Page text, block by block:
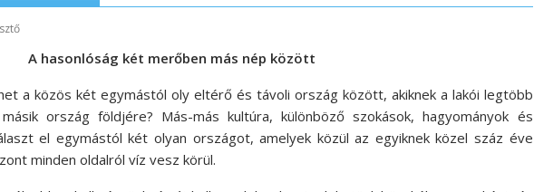
A hasonlóság két merőben más nép között
a közös két egymástól oly eltérő és távoli ország között, akiknek a lakói legtöbb
ország földjére? Más-más kultúra, különböző szokások, hagyományok és
el egymástól két olyan országot, amelyek közül az egyiknek közel száz éve
minden oldalról víz vesz körül.